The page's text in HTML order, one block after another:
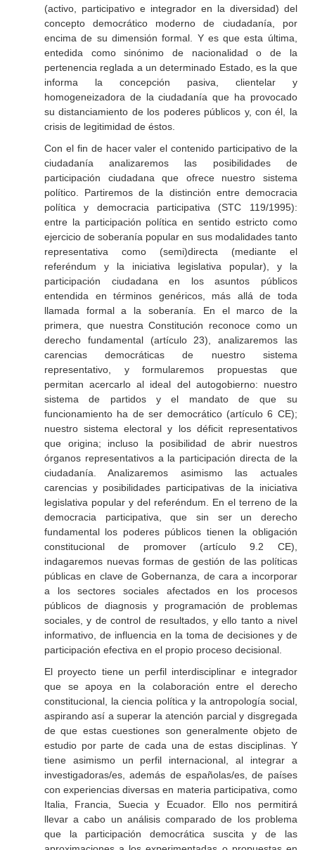
(activo, participativo e integrador en la diversidad) del
concepto democrático moderno de ciudadanía, por
encima de su dimensión formal. Y es que esta última,
entedida como sinónimo de nacionalidad o de la
pertenencia reglada a un determinado Estado, es la que
informa la concepción pasiva, clientelar y
homogeneizadora de la ciudadanía que ha provocado
su distanciamiento de los poderes públicos y, con él, la
crisis de legitimidad de éstos.
Con el fin de hacer valer el contenido participativo de la
ciudadanía analizaremos las posibilidades de
participación ciudadana que ofrece nuestro sistema
político. Partiremos de la distinción entre democracia
política y democracia participativa (STC 119/1995):
entre la participación política en sentido estricto como
ejercicio de soberanía popular en sus modalidades tanto
representativa como (semi)directa (mediante el
referéndum y la iniciativa legislativa popular), y la
participación ciudadana en los asuntos públicos
entendida en términos genéricos, más allá de toda
llamada formal a la soberanía. En el marco de la
primera, que nuestra Constitución reconoce como un
derecho fundamental (artículo 23), analizaremos las
carencias democráticas de nuestro sistema
representativo, y formularemos propuestas que
permitan acercarlo al ideal del autogobierno: nuestro
sistema de partidos y el mandato de que su
funcionamiento ha de ser democrático (artículo 6 CE);
nuestro sistema electoral y los déficit representativos
que origina; incluso la posibilidad de abrir nuestros
órganos representativos a la participación directa de la
ciudadanía. Analizaremos asimismo las actuales
carencias y posibilidades participativas de la iniciativa
legislativa popular y del referéndum. En el terreno de la
democracia participativa, que sin ser un derecho
fundamental los poderes públicos tienen la obligación
constitucional de promover (artículo 9.2 CE),
indagaremos nuevas formas de gestión de las políticas
públicas en clave de Gobernanza, de cara a incorporar
a los sectores sociales afectados en los procesos
públicos de diagnosis y programación de problemas
sociales, y de control de resultados, y ello tanto a nivel
informativo, de influencia en la toma de decisiones y de
participación efectiva en el propio proceso decisional.
El proyecto tiene un perfil interdisciplinar e integrador
que se apoya en la colaboración entre el derecho
constitucional, la ciencia política y la antropología social,
aspirando así a superar la atención parcial y disgregada
de que estas cuestiones son generalmente objeto de
estudio por parte de cada una de estas disciplinas. Y
tiene asimismo un perfil internacional, al integrar a
investigadoras/es, además de españolas/es, de países
con experiencias diversas en materia participativa, como
Italia, Francia, Suecia y Ecuador. Ello nos permitirá
llevar a cabo un análisis comparado de los problema
que la participación democrática suscita y de las